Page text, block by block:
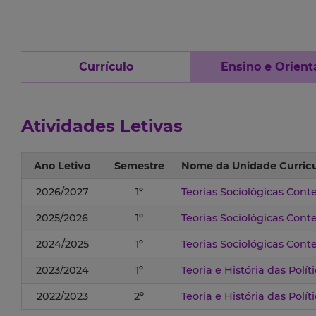
Currículo Ensino e
Atividades Letivas
Ano Letivo Semestre Nome da Unidade
2026/2027 1º Teorias Sociológicas
2025/2026 1º Teorias Sociológicas
2024/2025 1º Teorias Sociológicas
2023/2024 1º Teoria e História das
2022/2023 2º Teoria e História das